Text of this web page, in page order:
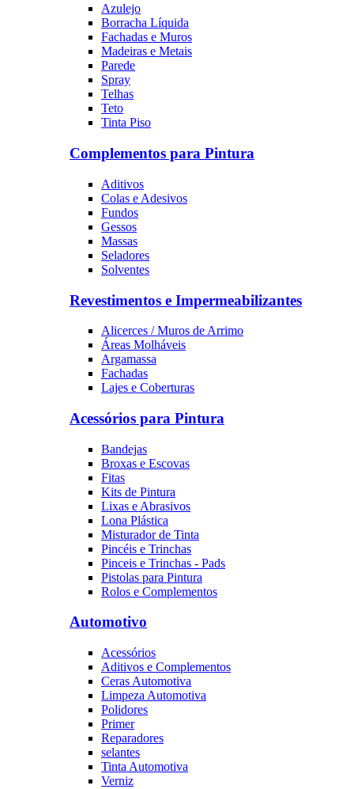
Azulejo
Borracha Líquida
Fachadas e Muros
Madeiras e Metais
Parede
Spray
Telhas
Teto
Tinta Piso
Complementos para Pintura
Aditivos
Colas e Adesivos
Fundos
Gessos
Massas
Seladores
Solventes
Revestimentos e Impermeabilizantes
Alicerces / Muros de Arrimo
Áreas Molháveis
Argamassa
Fachadas
Lajes e Coberturas
Acessórios para Pintura
Bandejas
Broxas e Escovas
Fitas
Kits de Pintura
Lixas e Abrasivos
Lona Plástica
Misturador de Tinta
Pincéis e Trinchas
Pinceis e Trinchas - Pads
Pistolas para Pintura
Rolos e Complementos
Automotivo
Acessórios
Aditivos e Complementos
Ceras Automotiva
Limpeza Automotiva
Polidores
Primer
Reparadores
selantes
Tinta Automotiva
Verniz